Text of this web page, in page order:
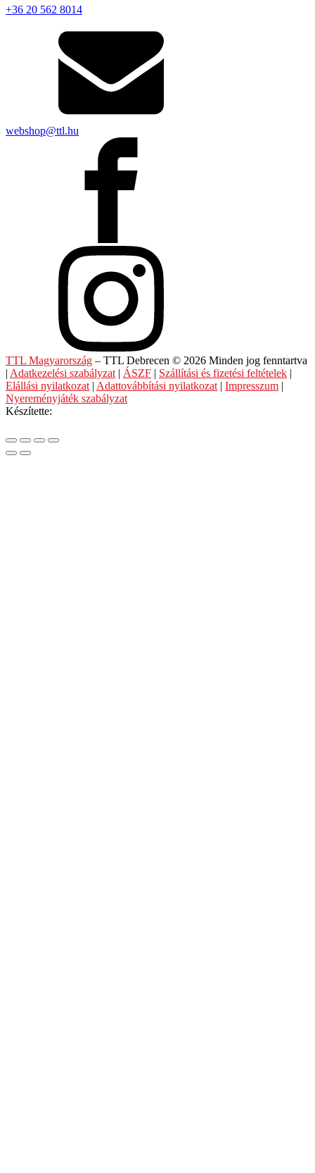
+36 20 562 8014
webshop@ttl.hu
TTL Magyarország – TTL Debrecen © 2026 Minden jog fenntartva
| Adatkezelési szabályzat | ÁSZF | Szállítási és fizetési feltételek |
Elállási nyilatkozat | Adattovábbítási nyilatkozat | Impresszum |
Nyereményjáték szabályzat
Készítette: